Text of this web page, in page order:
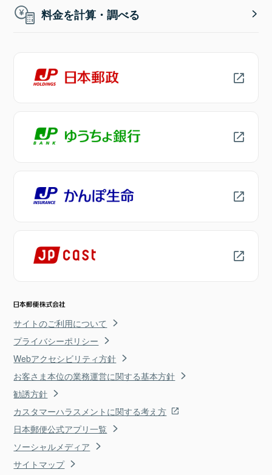
料金を計算・調べる
サイトのご利用について
プライバシーポリシー
Webアクセシビリティ方針
お客さま本位の業務運営に関する基本方針
勧誘方針
カスタマーハラスメントに関する考え方
日本郵便公式アプリ一覧
ソーシャルメディア
サイトマップ